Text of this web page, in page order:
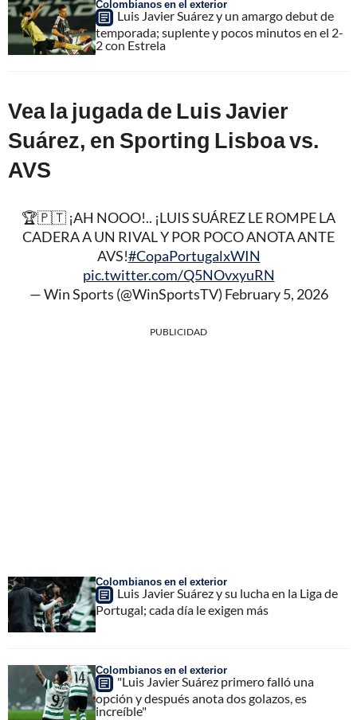
Colombianos en el exterior
Luis Javier Suárez y un amargo debut de
temporada; suplente y pocos minutos en el 2-
2 con Estrela
Vea la jugada de Luis Javier
Suárez, en Sporting Lisboa vs.
AVS
🏆🇵🇹 ¡AH NOOO!.. ¡LUIS SUÁREZ LE ROMPE LA
CADERA A UN RIVAL Y POR POCO ANOTA ANTE
AVS!#CopaPortugalxWIN
pic.twitter.com/Q5NOvxyuRN
— Win Sports (@WinSportsTV) February 5, 2026
PUBLICIDAD
Colombianos en el exterior
Luis Javier Suárez y su lucha en la Liga de
Portugal; cada día le exigen más
Colombianos en el exterior
"Luis Javier Suárez primero falló una
opción y después anota dos golazos, es
increíble"